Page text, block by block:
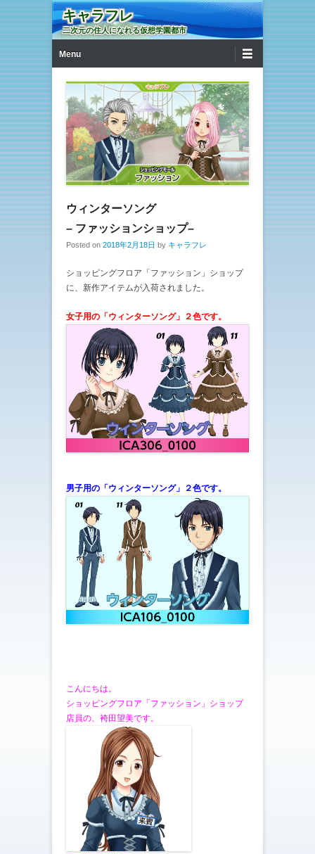
キャラフレ
二次元の住人になれる仮想学園都市
Menu
ウィンターソング
– ファッションショップ–
Posted on 2018年2月18日 by キャラフレ
ショッピングフロア「ファッション」ショップ
に、新作アイテムが入荷されました。
女子用の「ウィンターソング」２色です。
男子用の「ウィンターソング」 ２色です。
こんにちは。
ショッピングフロア「ファッション」ショップ
店員の、袴田望美です。